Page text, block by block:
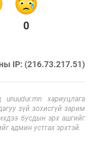
0
IP: (216.73.217.51)
хариуцлага
зүй зохисгүй зарим
бусдын эрх ашгийг
админ устгах эрхтэй.